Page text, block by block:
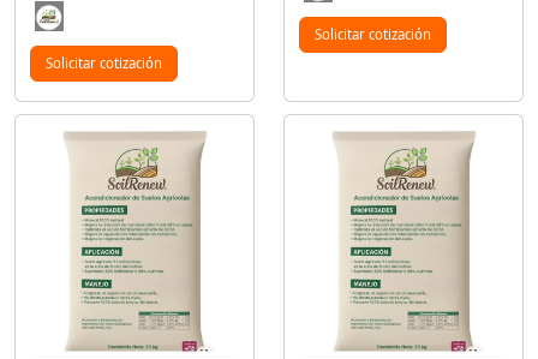
Solicitar cotización
Solicitar cotización